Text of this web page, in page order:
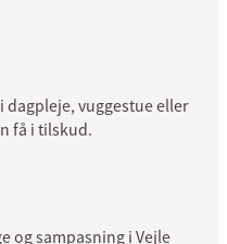
dagpleje, vuggestue eller
få i tilskud.
og sampasning i Vejle